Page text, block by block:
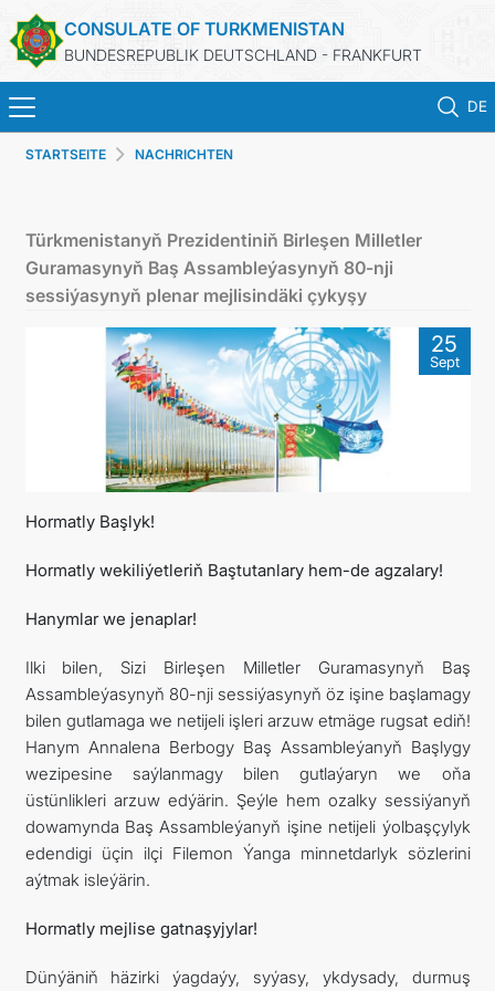
CONSULATE OF TURKMENISTAN
BUNDESREPUBLIK DEUTSCHLAND - FRANKFURT
DE
STARTSEITE
KONSULARISCHE DIENSTE
TURKMENISTAN
KONTAKT
STARTSEITE NACHRICHTEN
Türkmenistanyň Prezidentiniň Birleşen Milletler
Guramasynyň Baş Assambleýasynyň 80-nji
sessiýasynyň plenar mejlisindäki çykyşy
25
Sept
Hormatly Başlyk!
Hormatly wekiliýetleriň Baştutanlary hem-de agzalary!
Hanymlar we jenaplar!
Ilki bilen, Sizi Birleşen Milletler Guramasynyň Baş
Assambleýasynyň 80-nji sessiýasynyň öz işine başlamagy
bilen gutlamaga we netijeli işleri arzuw etmäge rugsat ediň!
Hanym Annalena Berbogy Baş Assambleýanyň Başlygy
wezipesine saýlanmagy bilen gutlaýaryn we oňa
üstünlikleri arzuw edýärin. Şeýle hem ozalky sessiýanyň
dowamynda Baş Assambleýanyň işine netijeli ýolbaşçylyk
edendigi üçin ilçi Filemon Ýanga minnetdarlyk sözlerini
aýtmak isleýärin.
Hormatly mejlise gatnaşyjylar!
Dünýäniň häzirki ýagdaýy, syýasy, ykdysady, durmuş